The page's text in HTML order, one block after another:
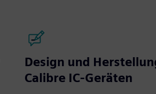
Design und
Calibre IC-Geräten